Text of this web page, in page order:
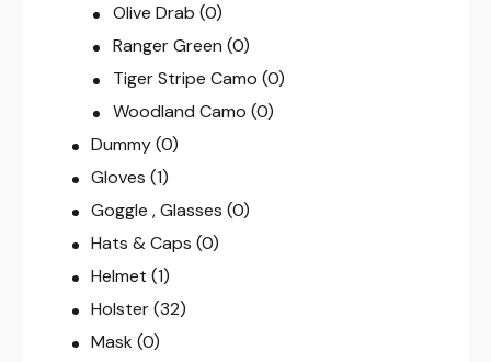
Olive Drab (0)
Ranger Green (0)
Tiger Stripe Camo (0)
Woodland Camo (0)
Dummy (0)
Gloves (1)
Goggle , Glasses (0)
Hats & Caps (0)
Helmet (1)
Holster (32)
Mask (0)